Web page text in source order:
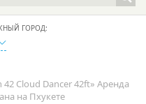
ГОРОД:
42 Cloud Dancer 42ft» Аренда
на Пхукете